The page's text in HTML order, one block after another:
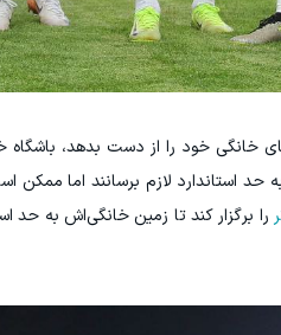
خانگی خود را از دست بدهد،
استاندارد لازم برسانند اما ممکن
را برگزار کند تا زمین خانگی‌اش به حد